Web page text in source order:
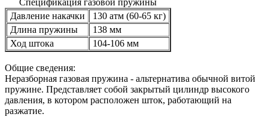
Давление накачки
130 атм (60-65 кг)
Длина пружины
138 мм
Ход штока
104-106 мм
Общие сведения:
Неразборная газовая пружина - альтернатива обычной витой
пружине. Представляет собой закрытый цилиндр высокого
давления, в котором расположен шток, работающий на
разжатие.